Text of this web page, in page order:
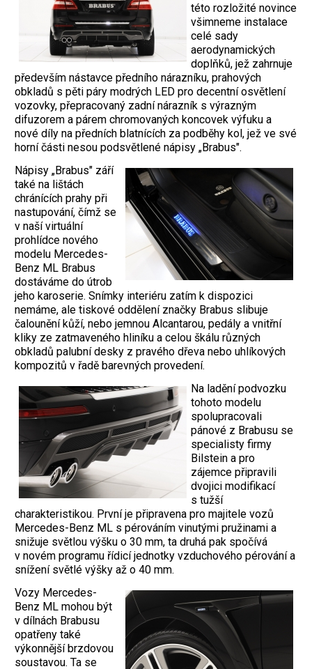
této rozložité novince
všimneme instalace
celé sady
aerodynamických
doplňků, jež zahrnuje
především nástavce předního nárazníku, prahových
obkladů s pěti páry modrých LED pro decentní osvětlení
vozovky, přepracovaný zadní nárazník s výrazným
difuzorem a párem chromovaných koncovek výfuku a
nové díly na předních blatnících za podběhy kol, jež ve své
horní části nesou podsvětlené nápisy „Brabus".
Nápisy „Brabus" září
také na lištách
chránících prahy při
nastupování, čímž se
v naší virtuální
prohlídce nového
modelu Mercedes-
Benz ML Brabus
dostáváme do útrob
jeho karoserie. Snímky interiéru zatím k dispozici
nemáme, ale tiskové oddělení značky Brabus slibuje
čalounění kůží, nebo jemnou Alcantarou, pedály a vnitřní
kliky ze zatmaveného hliníku a celou škálu různých
obkladů palubní desky z pravého dřeva nebo uhlíkových
kompozitů v řadě barevných provedení.
Na ladění podvozku
tohoto modelu
spolupracovali
pánové z Brabusu se
specialisty firmy
Bilstein a pro
zájemce připravili
dvojici modifikací
s tužší
charakteristikou. První je připravena pro majitele vozů
Mercedes-Benz ML s pérováním vinutými pružinami a
snižuje světlou výšku o 30 mm, ta druhá pak spočívá
v novém programu řídicí jednotky vzduchového pérování a
snížení světlé výšky až o 40 mm.
Vozy Mercedes-
Benz ML mohou být
v dílnách Brabusu
opatřeny také
výkonnější brzdovou
soustavou. Ta se